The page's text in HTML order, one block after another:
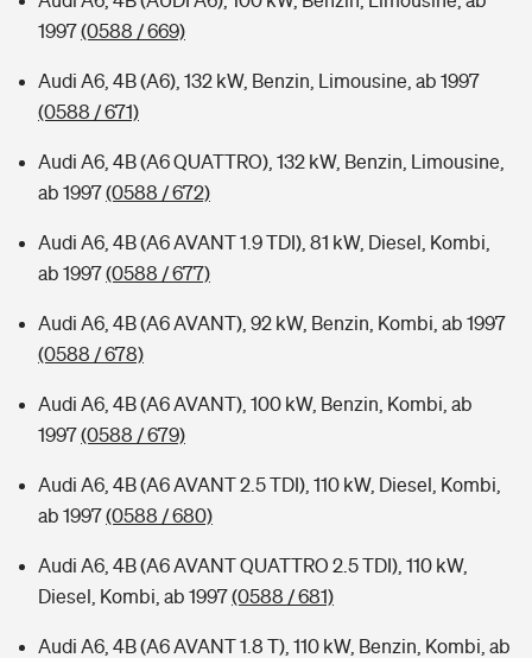
1997(0588 / 669)
Audi A6, 4B (A6), 132 kW, Benzin, Limousine, ab 1997
(0588 / 671)
Audi A6, 4B (A6 QUATTRO), 132 kW, Benzin, Limousine,
ab 1997(0588 / 672)
Audi A6, 4B (A6 AVANT 1.9 TDI), 81 kW, Diesel, Kombi,
ab 1997(0588 / 677)
Audi A6, 4B (A6 AVANT), 92 kW, Benzin, Kombi, ab 1997
(0588 / 678)
Audi A6, 4B (A6 AVANT), 100 kW, Benzin, Kombi, ab
1997(0588 / 679)
Audi A6, 4B (A6 AVANT 2.5 TDI), 110 kW, Diesel, Kombi,
ab 1997(0588 / 680)
Audi A6, 4B (A6 AVANT QUATTRO 2.5 TDI), 110 kW,
Diesel, Kombi, ab 1997(0588 / 681)
Audi A6, 4B (A6 AVANT 1.8 T), 110 kW, Benzin, Kombi, ab